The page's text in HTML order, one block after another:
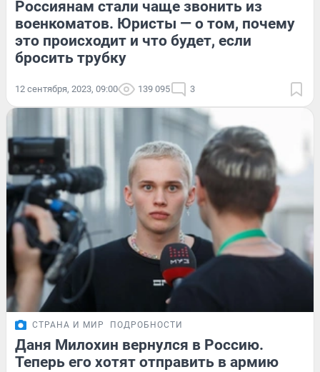
Россиянам стали чаще звонить из
военкоматов. Юристы — о том, почему
это происходит и что будет, если
бросить трубку
12 сентября, 2023, 09:00 139 095 3
СТРАНА И МИР ПОДРОБНОСТИ
Даня Милохин вернулся в Россию.
Теперь его хотят отправить в армию